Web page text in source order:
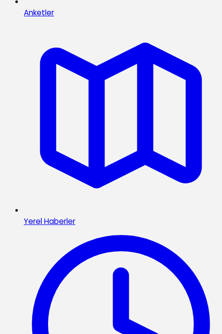
Anketler
Yerel Haberler